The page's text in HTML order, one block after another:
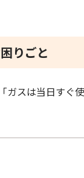
りごと
ガスは当日す